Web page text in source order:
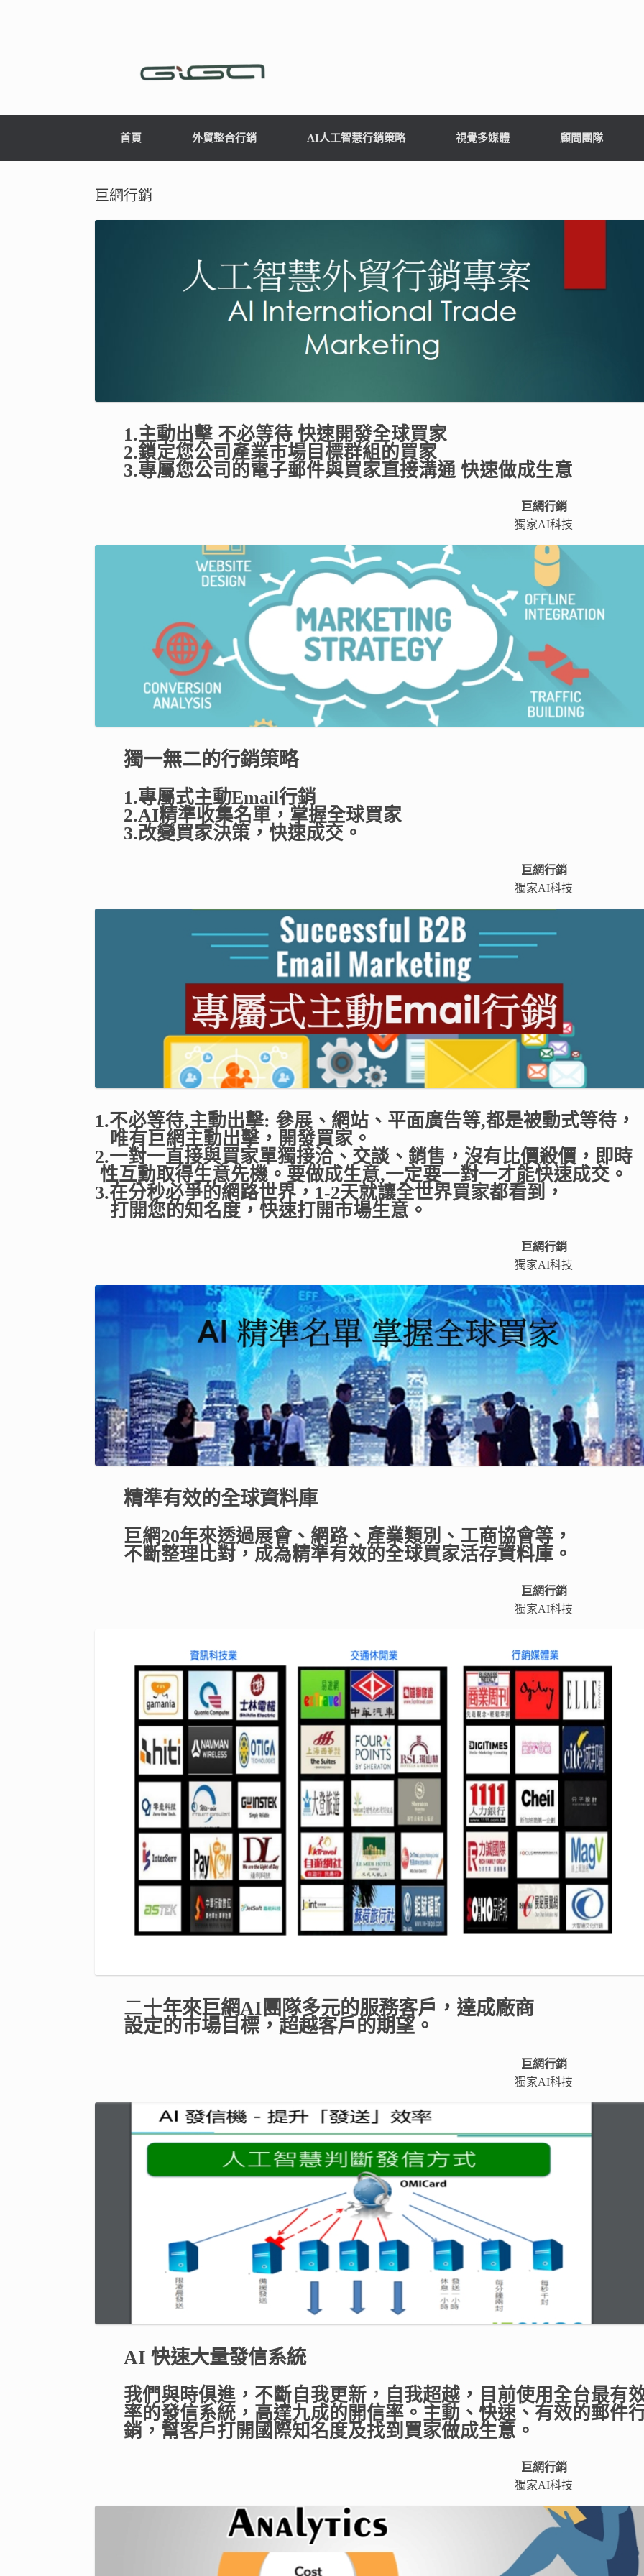
首頁 外貿整合行銷 AI人工智慧行銷策略 視覺多媒體 顧問團隊
巨網行銷
1.主動出擊 不必等待 快速開發全球買家​
2.鎖定您公司產業市場目標群組的買家​
3.專屬您公司的電子郵件與買家直接溝通 快速做成生意
巨網行銷
獨家AI科技​
獨一無二的行銷策略​​
1.專屬式主動Email行銷​
2.AI精準收集名單，掌握全球買家​
3.改變買家決策，快速成交。
巨網行銷
獨家AI科技​
1.不必等待,主動出擊: 參展、網站、平面廣告等,都是被動式等待，
唯有巨網主動出擊，開發買家。​
2.一對一直接與買家單獨接洽、交談、銷售，沒有比價殺價，即
性互動取得生意先機。要做成生意,一定要一對一才能快速成交。​
3.在分秒必爭的網路世界，1-2天就讓全世界買家都看到，
打開您的知名度，快速打開市場生意。
巨網行銷
獨家AI科技​
精準有效的全球資料庫
巨網20年來透過展會、網路、產業類別、工商協會等，
不斷整理比對，成為精準有效的全球買家活存資料庫。
巨網行銷
獨家AI科技​
​二十年來巨網AI團隊多元的服務客戶，達成廠商
設定的市場目標，超越客戶的期望。
巨網行銷
獨家AI科技​
AI 快速大量發信系統
我們與時俱進，不斷自我更新，自我超越，目前使用全台最有
率的發信系統，高達九成的開信率。主動、快速、有效的郵件
銷，幫客戶打開國際知名度及找到買家做成生意。
巨網行銷
獨家AI科技​